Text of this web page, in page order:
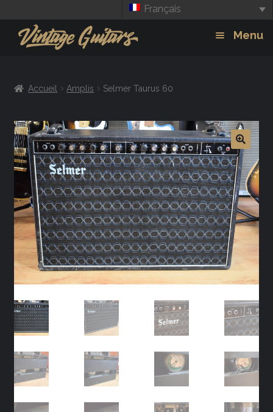
Français
Menu
Amplis
Effets
Accueil Amplis Selmer Taurus 60